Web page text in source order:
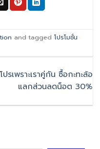
and taggedโปรโมชั่น
โปรเพราะเราคู่กัน ซื้อกะทะล้อ
แลกส่วนลดน็อต 30%